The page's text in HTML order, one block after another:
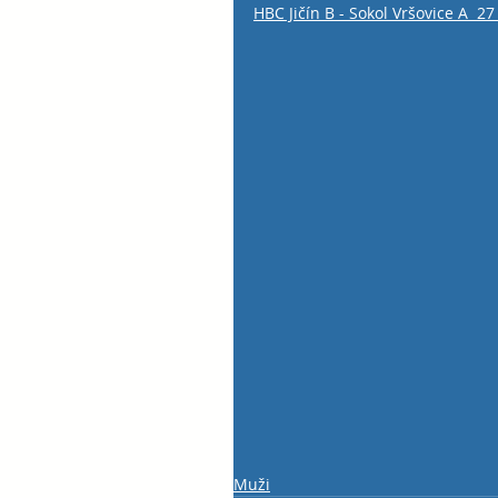
HBC Jičín B - Sokol Vršovice A
Muži